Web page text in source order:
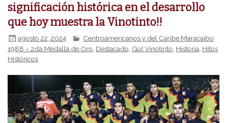
significación histórica en el desarrollo
que hoy muestra la Vinotinto!!
agosto 22, 2024
Centroamericanos y del Caribe Maracaibo
1988 – 2da Medalla de Oro, Destacado, Gol Vinotinto, Historia, Hitos
Históricos